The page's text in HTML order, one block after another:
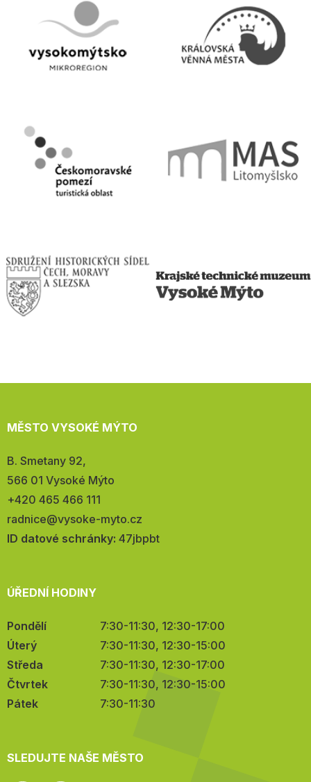
MĚSTO VYSOKÉ MÝTO
Adresa:
B. Smetany 92,
566 01 Vysoké Mýto
Telefon:
+420 465 466 111
E-
mail:
radnice@vysoke-myto.cz
ID datové schránky: 47jbpbt
ÚŘEDNÍ HODINY
Pondělí
7:30-11:30, 12:30-17:00
Úterý
7:30-11:30, 12:30-15:00
Středa
7:30-11:30, 12:30-17:00
Čtvrtek
7:30-11:30, 12:30-15:00
Pátek
7:30-11:30
SLEDUJTE NAŠE MĚSTO